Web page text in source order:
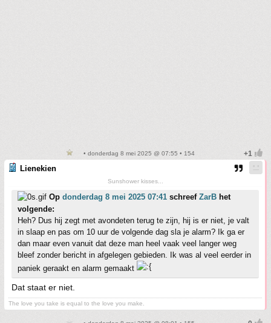
• donderdag 8 mei 2025 @ 07:55 • 154
Lienekien
Sunshower kisses...
Op donderdag 8 mei 2025 07:41 schreef ZarB het
volgende:
Heh? Dus hij zegt met avondeten terug te zijn, hij is er niet, je valt
in slaap en pas om 10 uur de volgende dag sla je alarm? Ik ga er
dan maar even vanuit dat deze man heel vaak veel langer weg
bleef zonder bericht in afgelegen gebieden. Ik was al veel eerder in
paniek geraakt en alarm gemaakt
Dat staat er niet.
The love you take is equal to the love you make.